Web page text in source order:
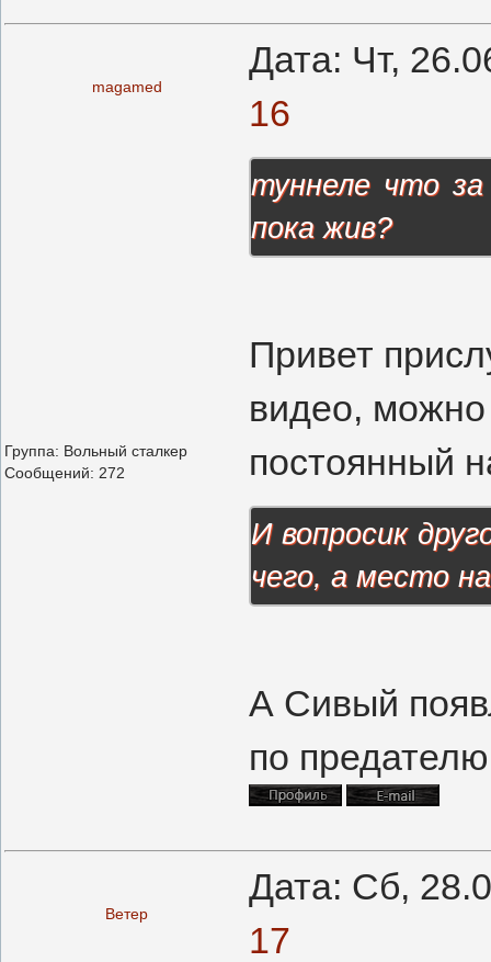
magamed
Дата: Чт,
16
Группа: Вольный сталкер
Сообщений: 272
туннеле что
пока жив?
Привет
видео, можно
постоянный
И вопросик
чего, а место
А Сивый
по
Ветер
Дата: Сб,
17